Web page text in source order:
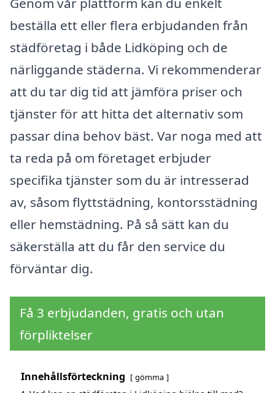
beställa ett eller flera erbjudanden från
städföretag i både Lidköping och de
närliggande städerna. Vi rekommenderar
att du tar dig tid att jämföra priser och
tjänster för att hitta det alternativ som
passar dina behov bäst. Var noga med att
ta reda på om företaget erbjuder
specifika tjänster som du är intresserad
av, såsom flyttstädning, kontorsstädning
eller hemstädning. På så sätt kan du
säkerställa att du får den service du
förväntar dig.
Få 3 erbjudanden, gratis och utan
förpliktelser
Innehållsförteckning gömma